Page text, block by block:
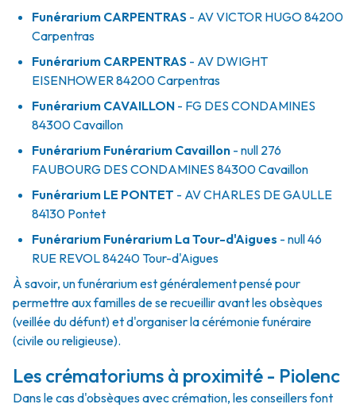
Funérarium CARPENTRAS - AVVICTOR HUGO84200
Carpentras
Funérarium CARPENTRAS - AV DWIGHT
EISENHOWER84200Carpentras
Funérarium CAVAILLON - FG DES CONDAMINES
84300Cavaillon
Funérarium Funérarium Cavaillon - null 276
FAUBOURG DES CONDAMINES 84300Cavaillon
Funérarium LE PONTET - AVCHARLES DE GAULLE
84130 Pontet
Funérarium Funérarium La Tour-d'Aigues - null46
RUE REVOL84240 Tour-d'Aigues
À savoir, un funérarium est généralement pensé pour
permettre aux familles de se recueillir avant les obsèques
(veillée du défunt) et d'organiser la cérémonie funéraire
(civile ou religieuse).
Les crématoriums à proximité - Piolenc
Dans le cas d'obsèques avec crémation, les conseillers font